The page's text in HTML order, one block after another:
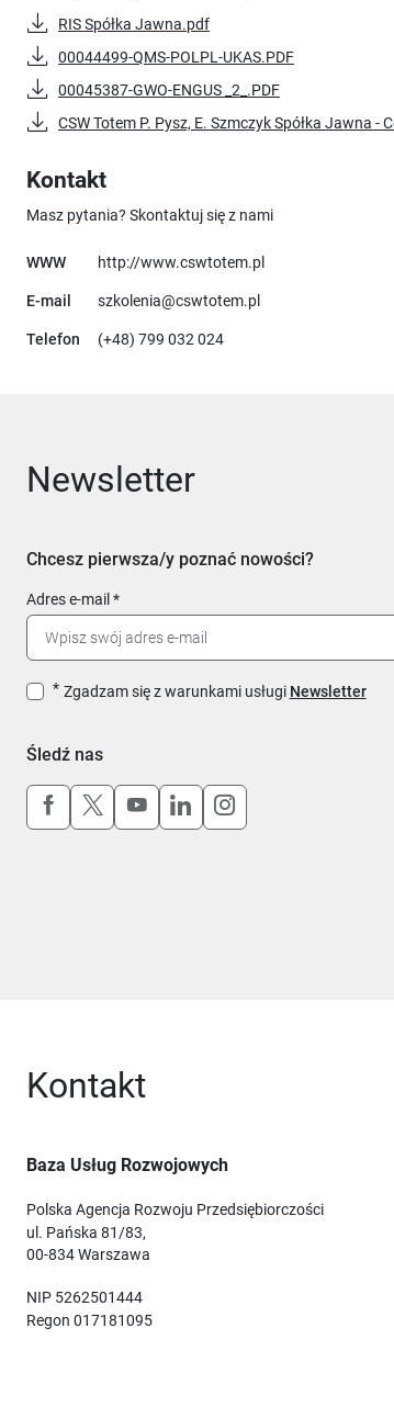
RIS Spółka Jawna.pdf
00044499-QMS-POLPL-UKAS.PDF
00045387-GWO-ENGUS _2_.PDF
CSW Totem P. Pysz, E. Szmczyk Spółka Jawna -
Kontakt
Masz pytania? Skontaktuj się z nami
WWW http://www.cswtotem.plUwaga, link
E-mail szkolenia@cswtotem.pl
Telefon (+48) 799 032 024
Newsletter
Chcesz pierwsza/y poznać nowości?
Adres e-mail
Zgadzam się z warunkami usługi Newsletter
Śledź nas
Uwaga, link otworzy się w nowym
Uwaga, link otworzy się w
Uwaga, link otworzy się w
Uwaga, link otworzy
Uwaga, link
Kontakt
Baza Usług Rozwojowych
Polska Agencja Rozwoju Przedsiębiorczości
ul. Pańska 81/83,
00-834 Warszawa
NIP 5262501444
Regon 017181095